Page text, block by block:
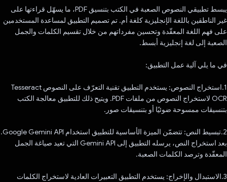
يبسط تطبيقي النصوص الصعبة في الكتب بتنسيق PDF، ما يسهّل قراءتها على
غير الناطقين باللغة الإنجليزية كلغة أم. تم تصميم التطبيق لمساعدة المستخدمين
على فهم اللغة المعقّدة وتحسين مفرداتهم من خلال تقسيم الكلمات والجمل
الصعبة إلى لغة إنجليزية أبسط.
في ما يلي آلية عمل التطبيق:
1.استخراج النصوص: يستخدم التطبيق تقنية التعرّف على النصوص Tesseract
OCR لاستخراج النصوص من ملفات PDF. ويتيح ذلك للتطبيق معالجة الكتب
بتنسيقات ممسوحة ضوئيًا أو بتنسيقات صور.
2.تبسيط النص: تتضمّن الميزة الأساسية للتطبيق استخدام Google Gemini API.
بعد استخراج النص، يرسله التطبيق إلى Gemini API التي تعيد صياغة الجمل
المعقّدة وترصد الكلمات الصعبة.
3.الاستبدال والإخراج: يستخدم التطبيق التعبيرات العادية لاستخراج الكلمات